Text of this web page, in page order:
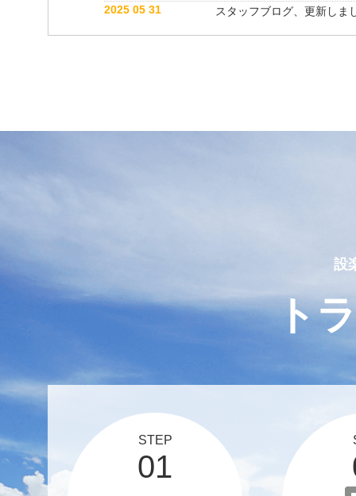
2025 05 31 スタッフブログ、更新しま
設
ト
STEP
01